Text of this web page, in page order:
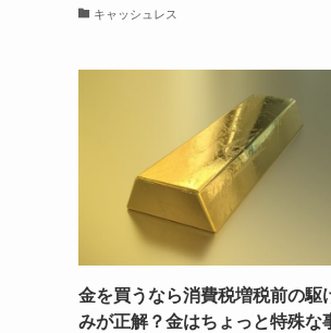
キャッシュレス
金を買うなら消費税増税前の駆
みが正解？金はちょっと特殊な